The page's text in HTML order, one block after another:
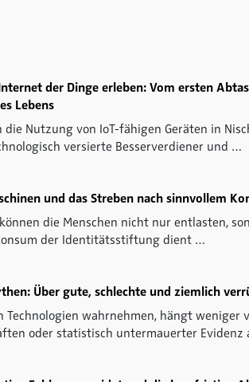
der Dinge erleben: Vom ersten
Lebens
die Nutzung von IoT-fähigen Geräten in
versierte Besserverdiener und …
und das Streben nach sinnvollem
die Menschen nicht nur entlasten,
der Identitätsstiftung dient …
Über gute, schlechte und ziemlich
Technologien wahrnehmen, hängt weniger
oder statistisch untermauerter Evidenz